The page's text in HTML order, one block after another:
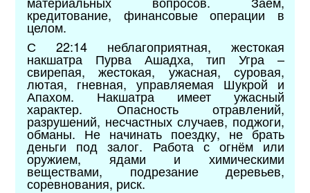
кредитование, финансовые операции в
целом.
С 22:14 неблагоприятная, жестокая
накшатра Пурва Ашадха, тип Угра –
свирепая, жестокая, ужасная, суровая,
лютая, гневная, управляемая Шукрой и
Апахом. Накшатра имеет ужасный
характер. Опасность отравлений,
разрушений, несчастных случаев, поджоги,
обманы. Не начинать поездку, не брать
деньги под залог. Работа с огнём или
оружием, ядами и химическими
веществами, подрезание деревьев,
соревнования, риск.